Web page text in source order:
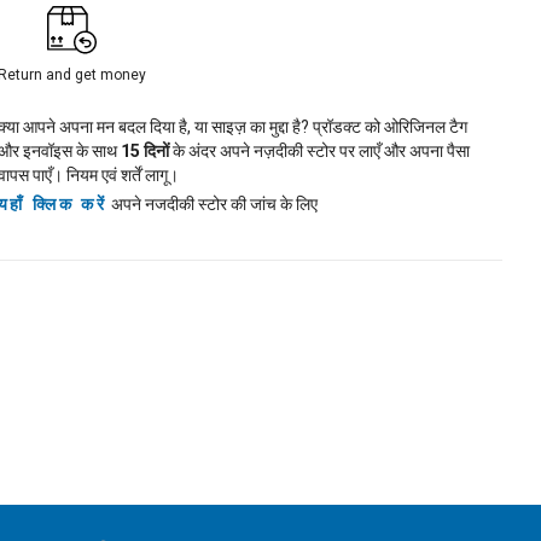
Return and get money
आपने अपना मन बदल दिया है, या साइज़ का मुद्दा है? प्रॉडक्ट को ओरिजिनल टैग
इनवॉइस के साथ15 दिनोंके अंदर अपने नज़दीकी स्टोर पर लाएँ और अपना पैसा
पाएँ। नियम एवं शर्तें लागू।
क्लिक करें अपने नजदीकी स्टोर की जांच के लिए